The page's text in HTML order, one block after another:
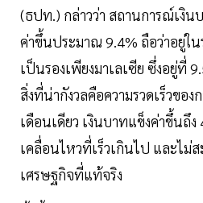
(ธปท.) กล่าวว่า สถานการณ์เงิ
ค่าขึ้นประมาณ 9.4% ถือว่าอยู่ใ
เป็นรองเพียงมาเลเซีย ซึ่งอยู่ที่
สิ่งที่น่ากังวลคือความรวดเร็วของ
เดือนเดียว เงินบาทแข็งค่าขึ้นถึง
เคลื่อนไหวที่เร็วเกินไป และไ
เศรษฐกิจที่แท้จริง